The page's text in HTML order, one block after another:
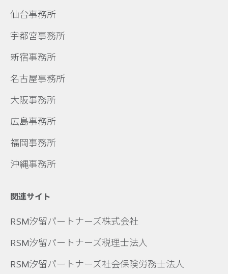
仙台事務所
宇都宮事務所
新宿事務所
名古屋事務所
大阪事務所
広島事務所
福岡事務所
沖縄事務所
関連サイト
RSM汐留パートナーズ株式会社
RSM汐留パートナーズ税理士法人
RSM汐留パートナーズ社会保険労務士法人